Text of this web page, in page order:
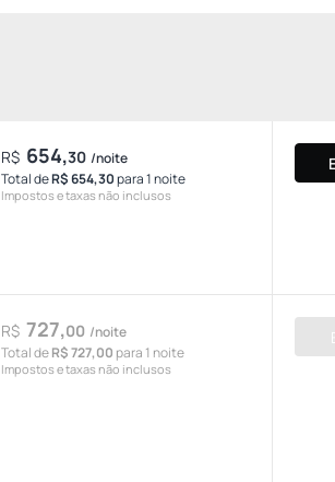
R$ 654,30 /noite
Total deR$ 654,30para 1 noite
Impostos e taxas não inclusos
R$ 727,00 /noite
Total deR$ 727,00 para 1 noite
Impostos e taxas não inclusos